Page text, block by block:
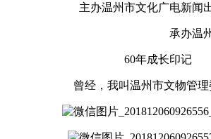
主办温州市文化广电新闻
承办温州博
60年成长印记
曾经，我叫温州市文物管理